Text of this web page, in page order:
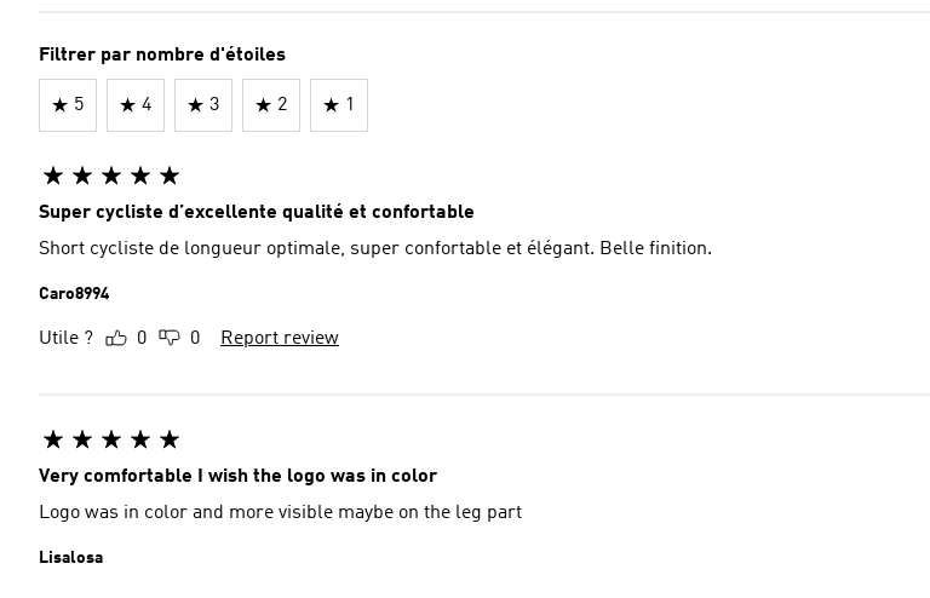
Filtrer par nombre d'étoiles
5 4 3 2 1
Super cycliste d’excellente qualité et confortable
Short cycliste de longueur optimale, super confortable et élégant. Belle finition.
Caro8994
Utile ? 0 0 Report review
Very comfortable I wish the logo was in color
Logo was in color and more visible maybe on the leg part
Lisalosa